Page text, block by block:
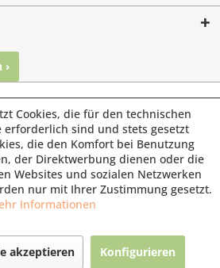
›
Christof Paul e.K. | Westring 2 |
Recklinghausen
| E-Mail: info@pauls-muehle.de
Cookies, die für den technischen
erforderlich sind und stets gesetzt
die den Komfort bei Benutzung
der Direktwerbung dienen oder die
Websites und sozialen Netzwerken
nur mit Ihrer Zustimmung gesetzt.
Informationen
akzeptieren Konfigurieren